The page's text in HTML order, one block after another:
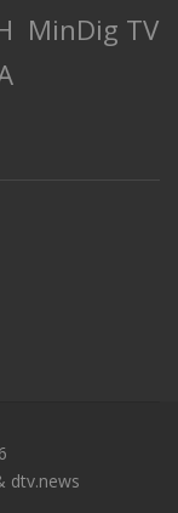
MinDig TV
dtv.news